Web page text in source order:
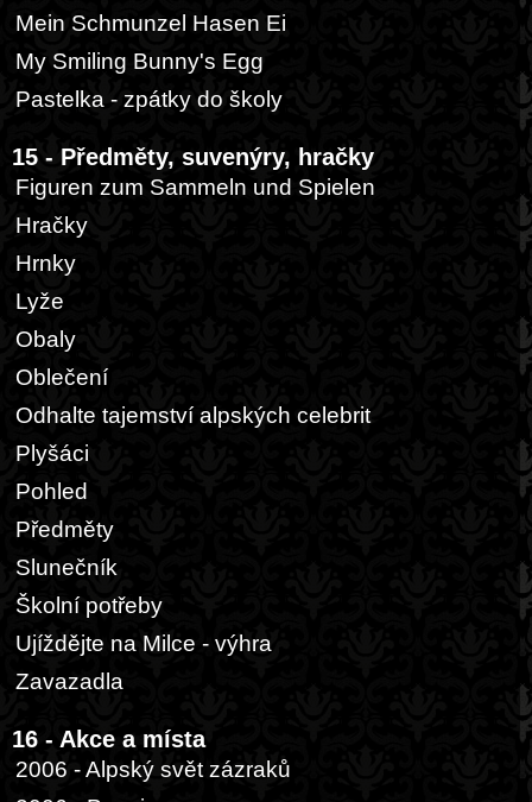
Mein Schmunzel Hasen Ei
My Smiling Bunny's Egg
Pastelka - zpátky do školy
15 - Předměty, suvenýry, hračky
Figuren zum Sammeln und Spielen
Hračky
Hrnky
Lyže
Obaly
Oblečení
Odhalte tajemství alpských celebrit
Plyšáci
Pohled
Předměty
Slunečník
Školní potřeby
Ujíždějte na Milce - výhra
Zavazadla
16 - Akce a místa
2006 - Alpský svět zázraků